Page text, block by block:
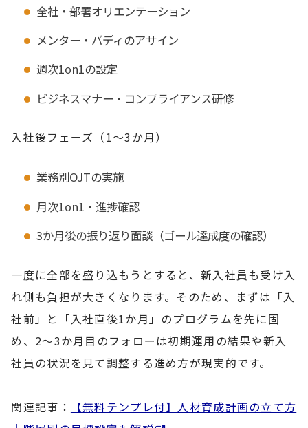
全社・部署オリエンテーション
メンター・バディのアサイン
週次1on1の設定
ビジネスマナー・コンプライアンス研修
入社後フェーズ（1〜3か月）
業務別OJTの実施
月次1on1・進捗確認
3か月後の振り返り面談（ゴール達成度の確認）
一度に全部を盛り込もうとすると、新入社員も受け入
れ側も負担が大きくなります。そのため、まずは「入
社前」と「入社直後1か月」のプログラムを先に固
め、2〜3か月目のフォローは初期運用の結果や新入
社員の状況を見て調整する進め方が現実的です。
関連記事：
【無料テンプレ付】人材育成計画の立て方